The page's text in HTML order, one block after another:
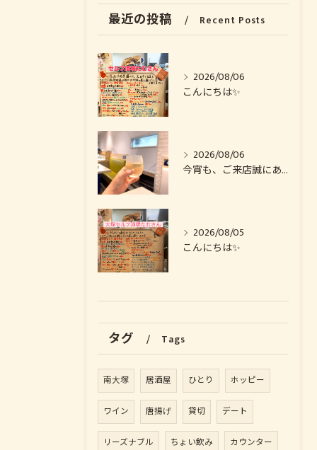
最近の投稿 Recent Posts
2026/08/06
こんにちは✨️
2026/08/06
今宵も、ご来店誠にありがとうございました🙏
2026/08/05
こんにちは✨️
タグ Tags
南大塚 居酒屋 ひとり ホッピー
ワイン 唐揚げ 貸切 デート
リーズナブル ちょい飲み カウンター